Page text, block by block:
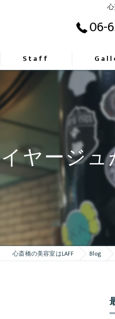
06-
Staff
ヤージ
心斎橋の美容室はLAFF Blog